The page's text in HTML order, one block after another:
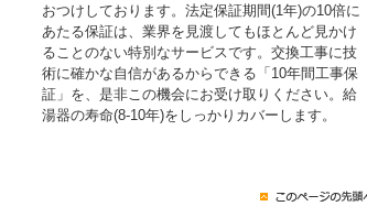
おつけしております。法定保証期間(1年)の10倍に
あたる保証は、業界を見渡してもほとんど見かけ
ることのない特別なサービスです。交換工事に技
術に確かな自信があるからできる「10年間工事保
証」を、是非この機会にお受け取りください。給
湯器の寿命(8-10年)をしっかりカバーします。